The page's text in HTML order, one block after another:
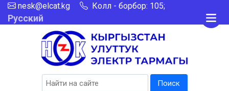
nesk@elcat.kg Колл - борбор: 105;
Русский
Поиск